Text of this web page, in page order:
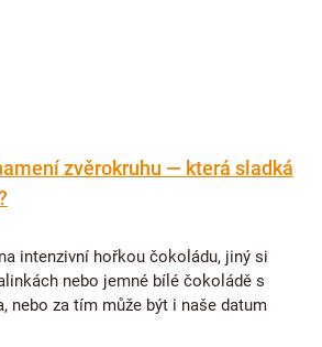
zvěrokruhu — která sladká
intenzivní hořkou čokoládu, jiný si
nebo jemné bílé čokoládě s
nebo za tím může být i naše datum